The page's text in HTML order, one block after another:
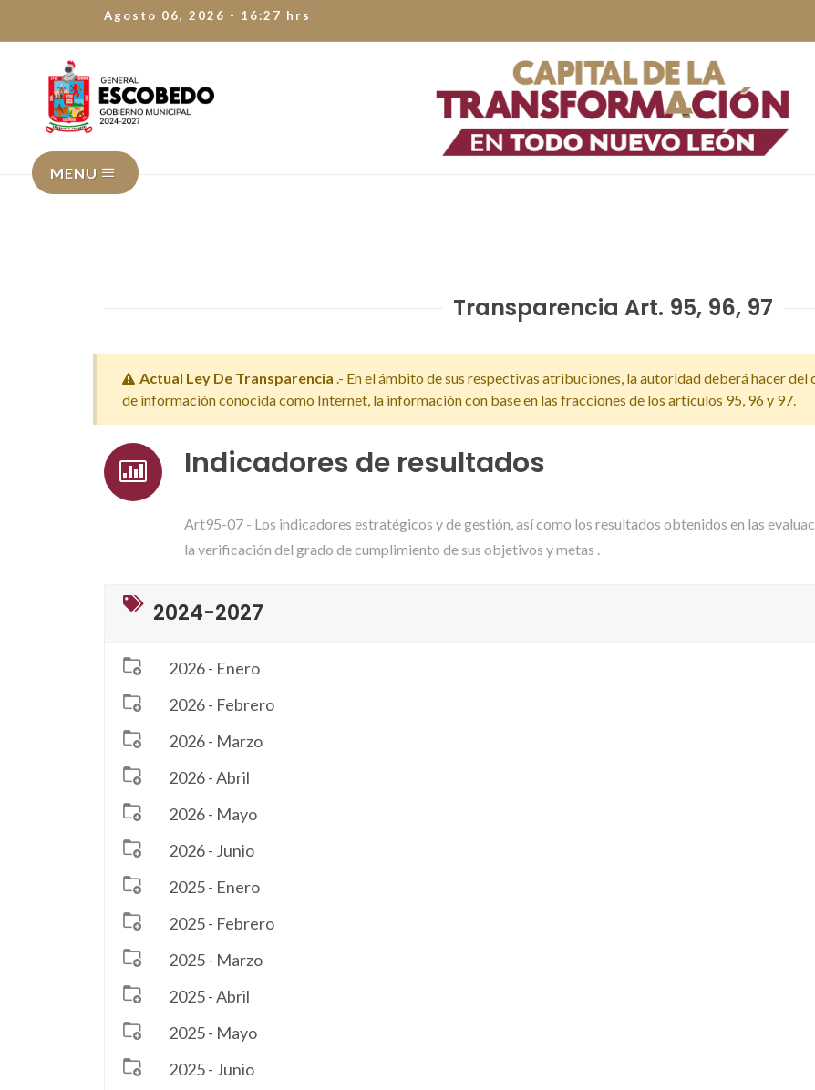
Agosto 06, 2026 - 16:27 hrs
MENU
Transparencia Art. 95, 96, 97
Actual Ley De Transparencia .- En el ámbito de sus respectivas atribuciones, la autoridad deberá hacer
de información conocida como Internet, la información con base en las fracciones de los artículos 95, 96 y 97.
Indicadores de resultados
Art95-07 - Los indicadores estratégicos y de gestión, así como los resultados obtenidos en las
la verificación del grado de cumplimiento de sus objetivos y metas .
2024-2027
2026 - Enero
2026 - Febrero
2026 - Marzo
2026 - Abril
2026 - Mayo
2026 - Junio
2025 - Enero
2025 - Febrero
2025 - Marzo
2025 - Abril
2025 - Mayo
2025 - Junio